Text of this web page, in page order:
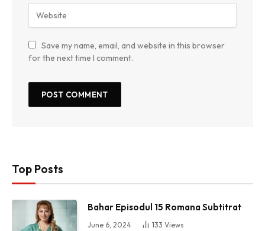
Save my name, email, and website in this browser
for the next time I comment.
Top Posts
Bahar Episodul 15 Romana Subtitrat
June 6, 2024 133 Views